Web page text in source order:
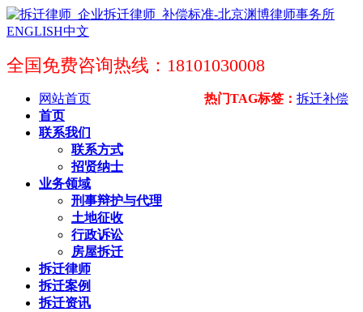
ENGLISH中文
全国免费咨询热线：18101030008
热门TAG标签： 拆迁补偿
网站首页
首页
联系我们
联系方式
招贤纳士
业务领域
刑事辩护与代理
土地征收
行政诉讼
房屋拆迁
拆迁律师
拆迁案例
拆迁资讯